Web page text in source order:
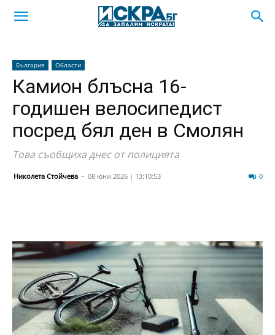
България Области
Камион блъсна 16-
годишен велосипедист
посред бял ден в Смолян
Това съобщиха днес от полицията
Николета Стойчева - 08 юни 2026 | 13:10:53 0